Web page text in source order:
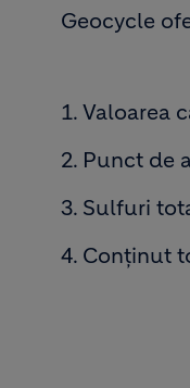
Geocycle
1. Valoarea
2. Punct de
3. Sulfuri
4. Conţinut